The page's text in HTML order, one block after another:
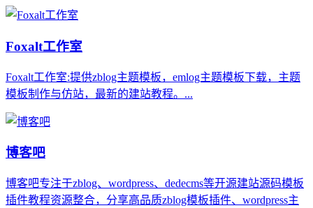
Foxalt工作室
Foxalt工作室:提供zblog主题模板，emlog主题模板下载，主题
模板制作与仿站，最新的建站教程。...
博客吧
博客吧专注于zblog、wordpress、dedecms等开源建站源码模板
插件教程资源整合，分享高品质zblog模板插件、wordpress主